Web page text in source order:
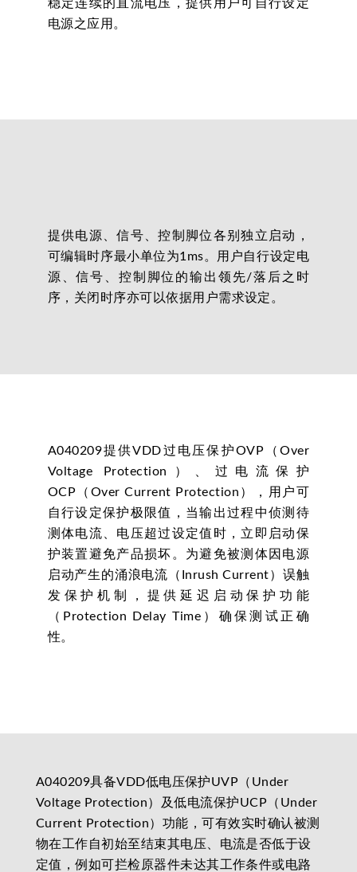
稳定连续的直流电压，提供用户可自行设定
电源之应用。
提供电源、信号、控制脚位各别独立启动，
可编辑时序最小单位为1ms。用户自行设定电
源、信号、控制脚位的输出领先/落后之时
序，关闭时序亦可以依据用户需求设定。
A040209提供VDD过电压保护OVP（Over
Voltage Protection）、过电流保护
OCP（Over Current Protection），用户可
自行设定保护极限值，当输出过程中侦测待
测体电流、电压超过设定值时，立即启动保
护装置避免产品损坏。为避免被测体因电源
启动产生的涌浪电流（Inrush Current）误触
发保护机制，提供延迟启动保护功能
（Protection Delay Time）确保测试正确
性。
A040209具备VDD低电压保护UVP（Under
Voltage Protection）及低电流保护UCP（Under
Current Protection）功能，可有效实时确认被测
物在工作自初始至结束其电压、电流是否低于设
定值，例如可拦检原器件未达其工作条件或电路